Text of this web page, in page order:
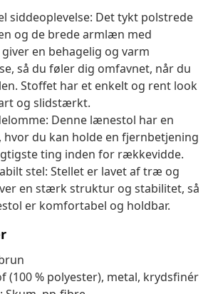
siddeoplevelse: Det tykt polstrede
og de brede armlæn med
en behagelig og varm
så du føler dig omfavnet, når du
Stoffet har et enkelt og rent look
og slidstærkt.
Denne lænestol har en
hvor du kan holde en fjernbetjening
ting inden for rækkevidde.
stel: Stellet er lavet af træ og
en stærk struktur og stabilitet, så
er komfortabel og holdbar.
(100 % polyester), metal, krydsfinér